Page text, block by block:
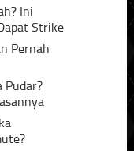
Ini
Strike
Pernah
Pudar?